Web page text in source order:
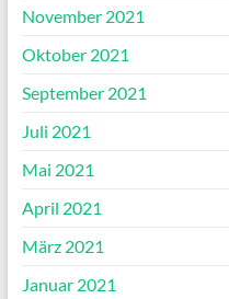
November 2021
Oktober 2021
September 2021
Juli 2021
Mai 2021
April 2021
März 2021
Januar 2021